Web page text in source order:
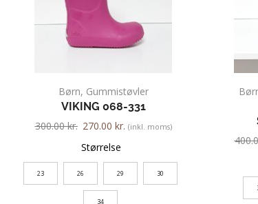
Børn, Gummistøvler
VIKING 068-331
300.00kr. 270.00 kr. (inkl. moms)
Størrelse
23 26 29 30
34